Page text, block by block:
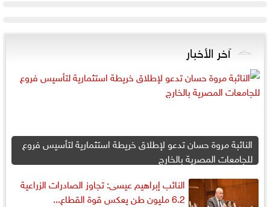
آخر الأخبار
النائبة مروة حسان تدعو لإطلاق خريطة استثمارية لتأسيس فروع
للجامعات المصرية بالخارج
النائب إبراهيم عيسى: تجاوز الصادرات الزراعية
6.2 مليون طن يعكس قوة القطاع...